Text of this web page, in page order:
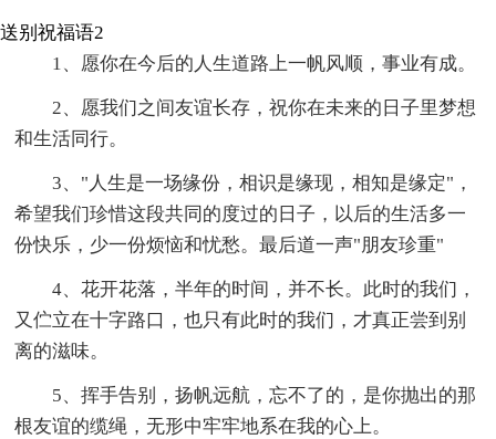
送别祝福语2
1、愿你在今后的人生道路上一帆风顺，事业有成。
2、愿我们之间友谊长存，祝你在未来的日子里梦想
和生活同行。
3、"人生是一场缘份，相识是缘现，相知是缘定"，
希望我们珍惜这段共同的度过的日子，以后的生活多一
份快乐，少一份烦恼和忧愁。最后道一声"朋友珍重"
4、花开花落，半年的时间，并不长。此时的我们，
又伫立在十字路口，也只有此时的我们，才真正尝到别
离的滋味。
5、挥手告别，扬帆远航，忘不了的，是你抛出的那
根友谊的缆绳，无形中牢牢地系在我的心上。